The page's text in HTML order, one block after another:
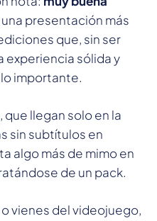
una presentación más
que, sin ser
experiencia sólida y
importante.
que llegan solo en la
sin subtítulos en
algo más de mimo en
de un pack.
o vienes del videojuego,